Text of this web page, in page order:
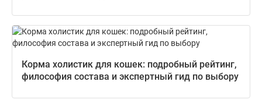
Корма холистик для кошек: подробный рейтинг,
философия состава и экспертный гид по выбору